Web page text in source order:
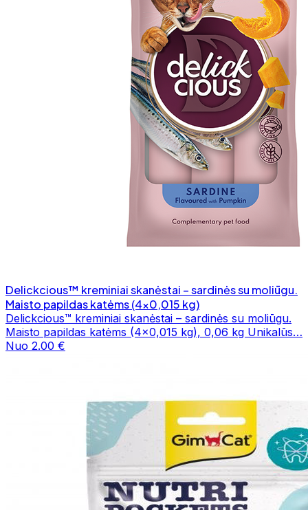
Delickcious™ kreminiai skanėstai – sardinės su moliūgu.
Maisto papildas katėms (4x0,015 kg)
Delickcious™ kreminiai skanėstai – sardinės su moliūgu.
Maisto papildas katėms (4x0,015 kg), 0,06 kg Unikalūs…
Nuo 2.00 €